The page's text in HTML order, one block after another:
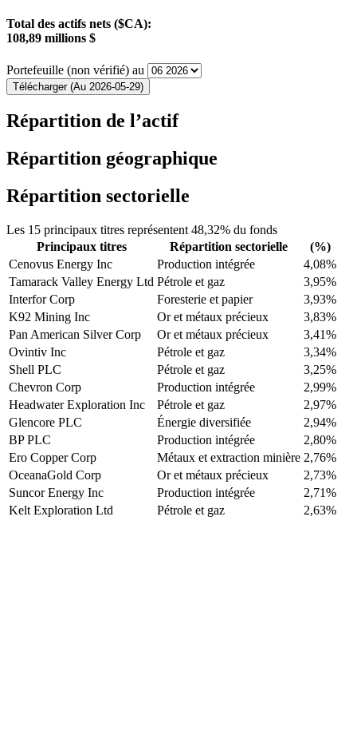
Total des actifs nets ($CA):
108,89 millions $
Portefeuille (non vérifié) au
Télécharger (Au 2026-05-29)
Répartition de l’actif
Répartition géographique
Répartition sectorielle
Les 15 principaux titres représentent 48,32% du fonds
Principaux titres
Répartition sectorielle
(%)
Cenovus Energy Inc
Production intégrée
4,08%
Tamarack Valley Energy Ltd Pétrole et gaz
3,95%
Interfor Corp
Foresterie et papier
3,93%
K92 Mining Inc
Or et métaux précieux
3,83%
Pan American Silver Corp
Or et métaux précieux
3,41%
Ovintiv Inc
Pétrole et gaz
3,34%
Shell PLC
Pétrole et gaz
3,25%
Chevron Corp
Production intégrée
2,99%
Headwater Exploration Inc
Pétrole et gaz
2,97%
Glencore PLC
Énergie diversifiée
2,94%
BP PLC
Production intégrée
2,80%
Ero Copper Corp
Métaux et extraction minière 2,76%
OceanaGold Corp
Or et métaux précieux
2,73%
Suncor Energy Inc
Production intégrée
2,71%
Kelt Exploration Ltd
Pétrole et gaz 2,63%